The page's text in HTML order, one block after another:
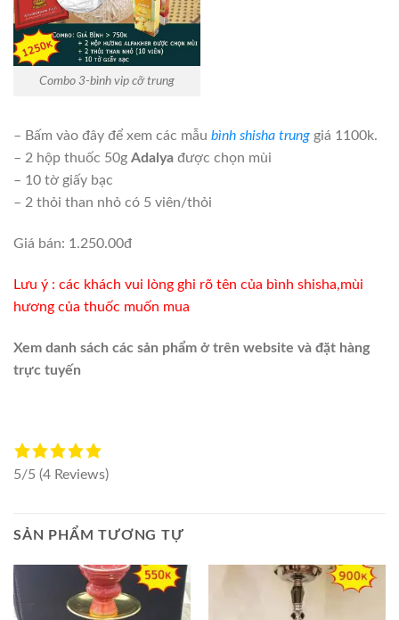
Combo 3-bình vip cỡ trung
– Bấm vào đây để xem các mẫu bình shisha trung giá 1100k.
– 2 hộp thuốc 50g Adalya được chọn mùi
– 10 tờ giấy bạc
– 2 thỏi than nhỏ có 5 viên/thỏi
Giá bán: 1.250.00đ
Lưu ý : các khách vui lòng ghi rõ tên của bình shisha,mùi
hương của thuốc muốn mua
Xem danh sách các sản phẩm ở trên website và đặt hàng
trực tuyến
5/5 (4 Reviews)
SẢN PHẨM TƯƠNG TỰ